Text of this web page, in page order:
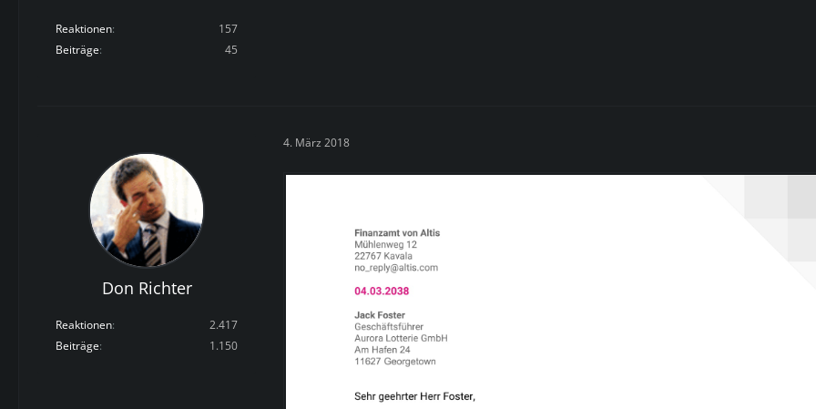
Reaktionen
157
Beiträge
45
Don Richter
Reaktionen
2.417
Beiträge
1.150
4. März 2018